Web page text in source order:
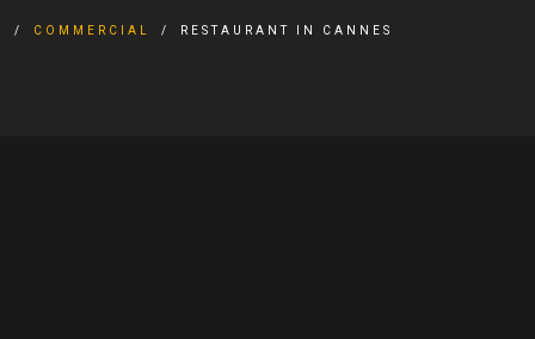
COMMERCIAL RESTAURANT IN CANNES